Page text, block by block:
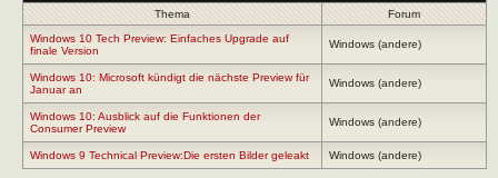
Thema
Forum
Windows 10 Tech Preview: Einfaches Upgrade auf
finale Version
Windows (andere)
Windows 10: Microsoft kündigt die nächste Preview für
Januar an
Windows (andere)
Windows 10: Ausblick auf die Funktionen der
Consumer Preview
Windows (andere)
Windows 9 Technical Preview:Die ersten Bilder geleakt Windows (andere)